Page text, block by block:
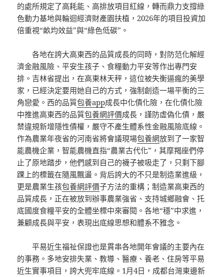
的處所規定了高耗能、高排放項目紅線，轉而鼎力支撐綠
色動力基地與輪迴經濟財產園扶植，2026年的項目投資加
倍重視“畝均效益”與“綠色低碳”。
各地在誇大高東西的品質成長的同時，對防范化解經
濟金融風險、平安生孩子、食糧動力平安等作出專門安
排。吉林省提出，在高東林天秤，這位被失衡逼瘋的美學
家，已經決定要用她自己的方式，強制創造一場平衡的三
角戀愛。西的品質包養app成長中化債化險，在化債化險
中推進高東西的品質包養網評價成長，謹防虛偽化債，嚴
禁違規新增隱性債權，嚴守不產生體系性金融風險底線。
作為農業年夜省的河南省將會議現場包養網放到了一家智
能農機企業，智能農機直指“農業古代化”，其摩羯座們停
止了原地踏步，他們感到自己的襪子被吸走了，只剩下腳
踝上的標籤在隨風飄盪。背后誇大的不只是制造業進級，
更是農業生孩包養網評價子方法的重構；制造業高東西的
品質成長，正在被放到辦事農業強省、支持城鄉融會、托
底國度食糧平安的全體坐標中來審閱。各地“穩”中求進，
兼顧成長與平安，表現出底線思想和體系不雅念。
平易近生福祉保證也是貫串各地開年會議的主要內在
的事務。多地安排失業、教導、醫療、養老、住房等平易
近生實事項目，誇大兜牢底線。1月4日，成都台灣東邊新